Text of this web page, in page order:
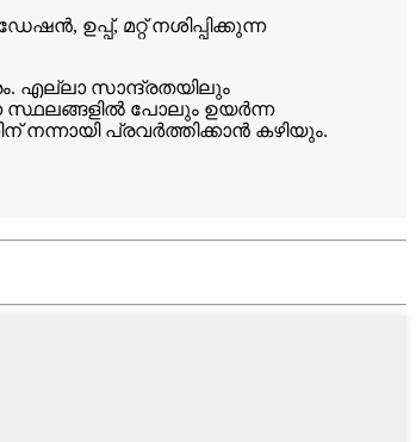
ഉപ്പ്, മറ്റ് നശിപ്പിക്കുന്ന
എല്ലാ സാന്ദ്രതയിലും
സ്ഥലങ്ങളിൽ പോലും ഉയർന്ന
പ്രവർത്തിക്കാൻ കഴിയും.